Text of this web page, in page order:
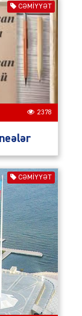
CƏMIYYƏT
2378
CƏMIYYƏT